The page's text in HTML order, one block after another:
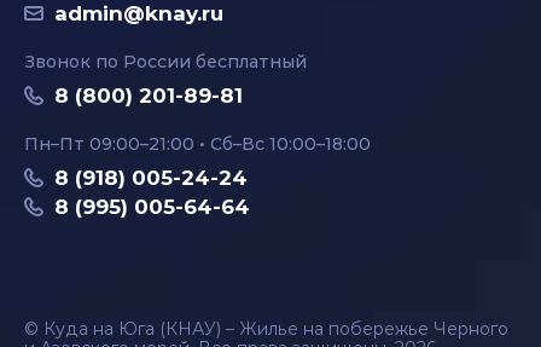
admin@knay.ru
Звонок по России бесплатный
8 (800) 201-89-81
Пн–Пт 09:00–21:00 • Сб–Вс 10:00–18:00
8 (918) 005-24-24
8 (995) 005-64-64
© Куда на Юга (КНАУ) – Жилье на побережье Черного